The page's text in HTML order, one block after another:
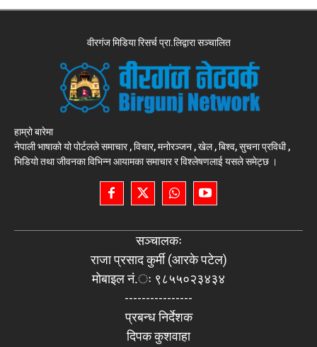
वीरगंज मिडिया रिसर्च प्रा.लिद्वारा सञ्चालित
हाम्रो बारेमा
नेपाली भाषाको यो पोर्टलले समाचार , विचार, मनोरञ्जन , खेल , बिश्व, सुचना प्रविधी ,
भिडियो तथा जीवनका विभिन्न आयामका समाचार र विश्लेषणलाई यसले समेट्छ ।
सञ्चालकः
राजा प्रसाद कुर्मी (आरके पटेल)
मोबाइल नं.ः ९८५५०२३४३४
----------------
प्रबन्ध निर्देशक
दिपक कुशवाहा